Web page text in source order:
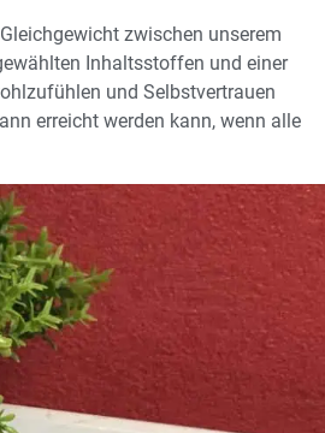
zwischen unserem
Inhaltsstoffen und einer
und Selbstvertrauen
erreicht werden kann, wenn alle